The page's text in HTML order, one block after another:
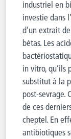
industriel en
investie dans
d’un extrait
bétas. Les
in vitro,
substitut à la
post-sevrage.
de ces
cheptel. En
antibiotiques